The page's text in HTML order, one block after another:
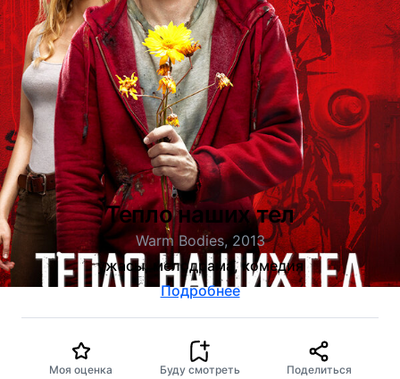
Тепло наших тел
Warm Bodies, 2013
ужасы, мелодрама, комедия
Подробнее
Моя оценка Буду смотреть Поделиться